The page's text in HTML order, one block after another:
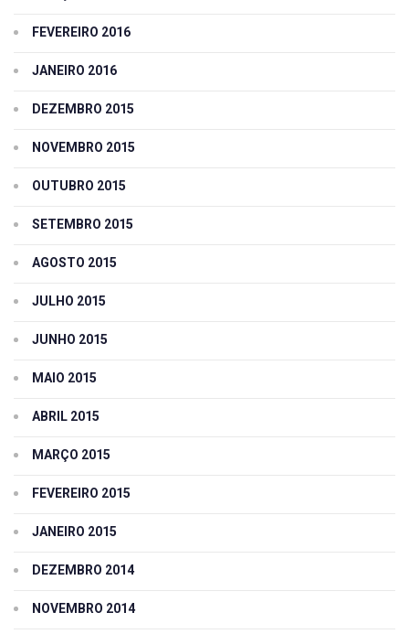
FEVEREIRO 2016
JANEIRO 2016
DEZEMBRO 2015
NOVEMBRO 2015
OUTUBRO 2015
SETEMBRO 2015
AGOSTO 2015
JULHO 2015
JUNHO 2015
MAIO 2015
ABRIL 2015
MARÇO 2015
FEVEREIRO 2015
JANEIRO 2015
DEZEMBRO 2014
NOVEMBRO 2014